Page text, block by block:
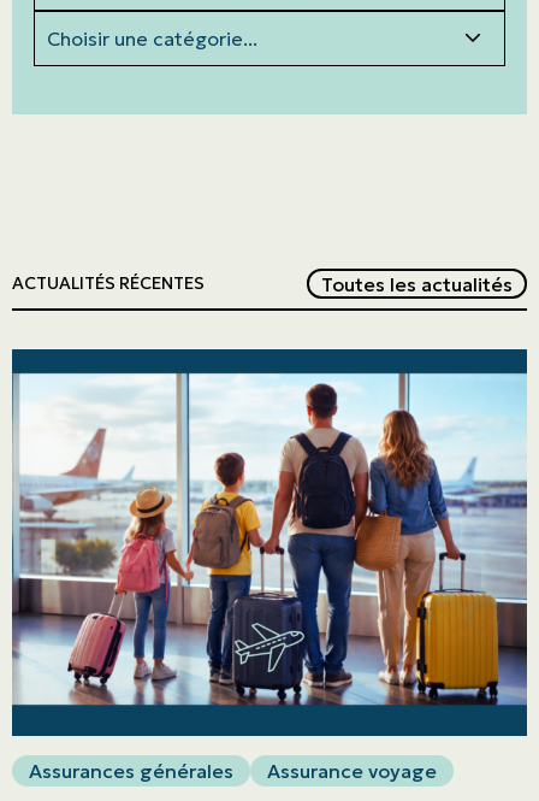
ACTUALITÉS RÉCENTES Toutes les actualités
Assurances générales Assurance voyage